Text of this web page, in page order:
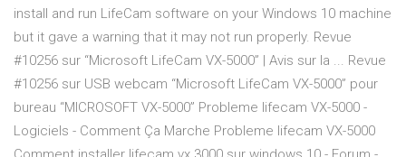
install and run LifeCam software on your Windows 10 machine
but it gave a warning that it may not run properly. Revue
#10256 sur “Microsoft LifeCam VX-5000” | Avis sur la ... Revue
#10256 sur USB webcam “Microsoft LifeCam VX-5000” pour
bureau “MICROSOFT VX-5000” Probleme lifecam VX-5000 -
Logiciels - Comment Ça Marche Probleme lifecam VX-5000